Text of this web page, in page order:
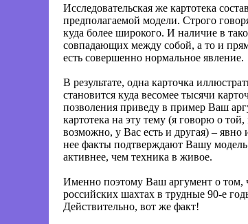
Исследовательская же картотека
предполагаемой модели. Строго
куда более широкого. И наличие в
совпадающих между собой, а то и
есть совершенно нормальное явление.
В результате, одна карточка
становится куда весомее тысячи
позволения приведу в пример Ваш
картотека на эту тему (я говорю о
возможно, у Вас есть и другая) –
нее факты подтверждают Вашу
активнее, чем техника в живое.
Именно поэтому Ваш аргумент о том,
российских шахтах в трудные 90-е
Действительно, вот же факт!